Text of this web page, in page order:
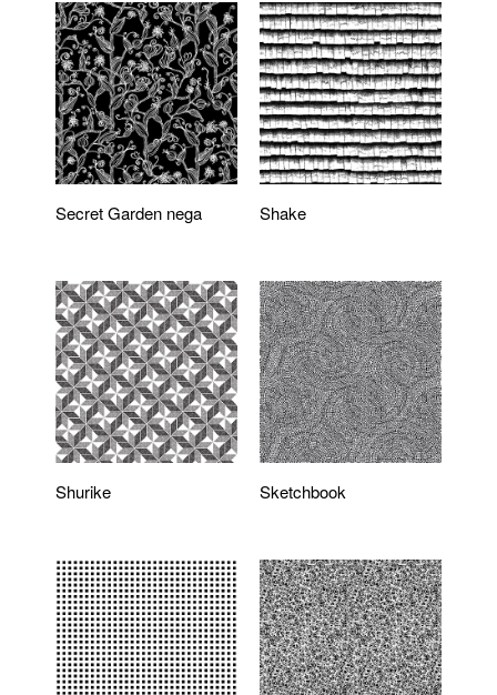
Secret Garden nega Shake
Shurike Sketchbook